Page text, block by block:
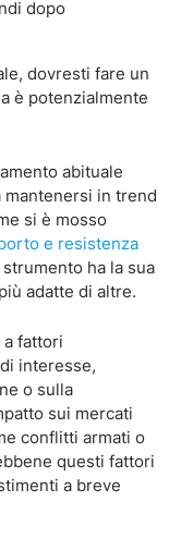
dopo
dovresti fare un
è potenzialmente
abituale
in trend
si è mosso
e resistenza
ha la sua
adatte di altre.
fattori
interesse,
o sulla
sui mercati
conflitti armati o
questi fattori
a breve